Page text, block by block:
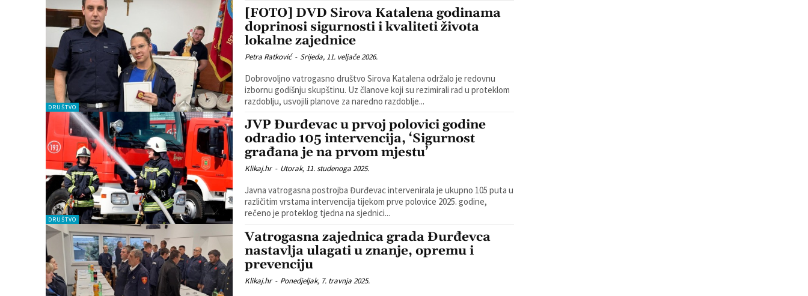
DRUŠTVO
[FOTO] DVD Sirova Katalena godinama
doprinosi sigurnosti i kvaliteti života
lokalne zajednice
Petra Ratković - Srijeda, 11. veljače 2026.
Dobrovoljno vatrogasno društvo Sirova Katalena održalo je redovnu
izbornu godišnju skupštinu. Uz članove koji su rezimirali rad u proteklom
razdoblju, usvojili planove za naredno razdoblje...
DRUŠTVO
JVP Đurđevac u prvoj polovici godine
odradio 105 intervencija, ‘Sigurnost
građana je na prvom mjestu’
Klikaj.hr - Utorak, 11. studenoga 2025.
Javna vatrogasna postrojba Đurđevac intervenirala je ukupno 105 puta u
različitim vrstama intervencija tijekom prve polovice 2025. godine,
rečeno je proteklog tjedna na sjednici...
Vatrogasna zajednica grada Đurđevca
nastavlja ulagati u znanje, opremu i
prevenciju
Klikaj.hr - Ponedjeljak, 7. travnja 2025.